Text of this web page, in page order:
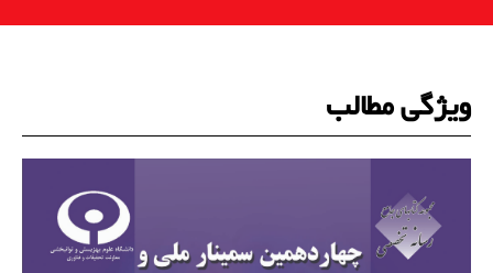
ویژگی مطالب